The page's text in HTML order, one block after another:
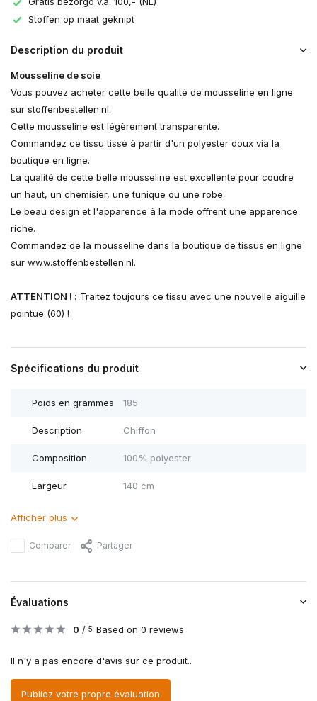
Stoffen op maat geknipt
Description du produit
Mousseline de soie
Vous pouvez acheter cette belle qualité de mousseline en ligne
sur stoffenbestellen.nl.
Cette mousseline est légèrement transparente.
Commandez ce tissu tissé à partir d'un polyester doux via la
boutique en ligne.
La qualité de cette belle mousseline est excellente pour coudre
un haut, un chemisier, une tunique ou une robe.
Le beau design et l'apparence à la mode offrent une apparence
riche.
Commandez de la mousseline dans la boutique de tissus en ligne
sur www.stoffenbestellen.nl.
ATTENTION ! : Traitez toujours ce tissu avec une nouvelle aiguille
pointue (60) !
Spécifications du produit
Poids en grammes 185
Description Chiffon
Composition 100% polyester
Largeur 140 cm
Afficher plus
Comparer Partager
Évaluations
0 / 5 Based on 0 reviews
Il n'y a pas encore d'avis sur ce produit..
Publiez votre propre évaluation